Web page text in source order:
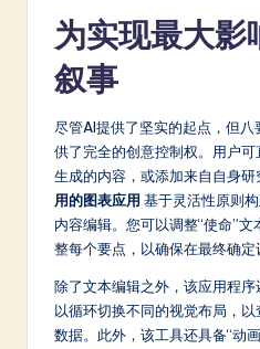
为实现最大影
叙事
尽管AI提供了坚实的起点，但
供了完全的创意控制权。用户
生成的内容，或添加来自自身
用的图表应用 基于灵活性原则
内容编辑。您可以调整“使命”
整每个要点，以确保在最终确定
除了文本编辑之外，该应用程
以循环切换不同的视觉布局，
数据。此外，该工具还具备“动